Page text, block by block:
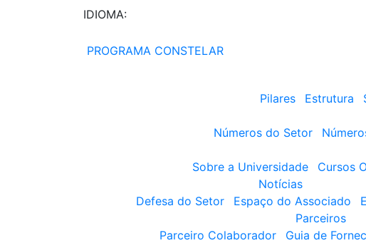
IDIOMA:
PROGRAMA CONSTELAR
Pilares
Estrutura
Números do Setor
Sobre a Universidade
Cursos
Notícias
Defesa do Setor
Espaço do Associado
Parceiros
Parceiro Colaborador
Guia de